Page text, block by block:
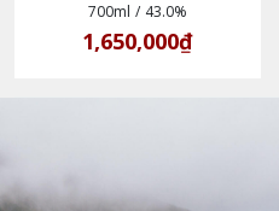
700ml / 43.0%
1,650,000₫